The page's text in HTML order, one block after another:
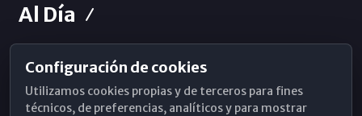
Al Día
Horarios de Misa
Hemeroteca
Configuración de cookies
Utilizamos cookies propias y de terceros para fines
técnicos, de preferencias, analíticos y para mostrar